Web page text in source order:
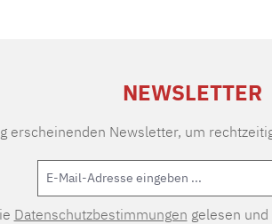
NEWSLETTER
erscheinenden Newsletter, um
Datenschutzbestimmungen gelesen